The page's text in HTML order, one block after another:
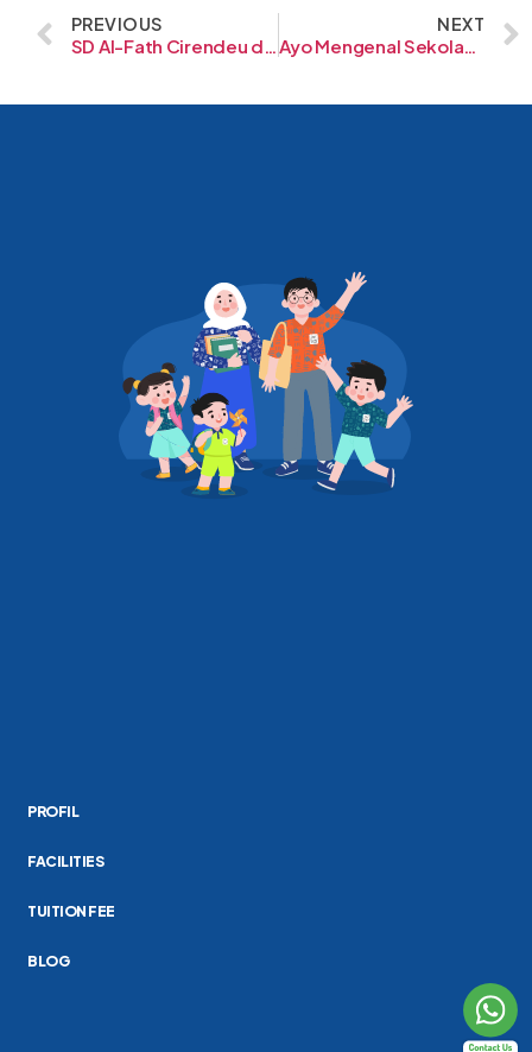
PREVIOUS
SD Al-Fath Cirendeu di Tangerang Selatan
NEXT
Ayo Mengenal Sekolah Al-Fath
PROFIL
FACILITIES
TUITION FEE
BLOG